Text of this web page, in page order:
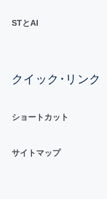
STとAI
クイック･リンク
ショートカット
サイトマップ